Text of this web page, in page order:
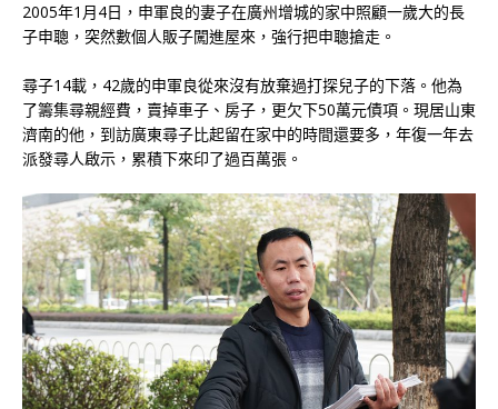
2005年1月4日，申軍良的妻子在廣州增城的家中照顧一歲大的長
子申聰，突然數個人販子闖進屋來，強行把申聰搶走。
尋子14載，42歲的申軍良從來沒有放棄過打探兒子的下落。他為
了籌集尋親經費，賣掉車子、房子，更欠下50萬元債項。現居山東
濟南的他，到訪廣東尋子比起留在家中的時間還要多，年復一年去
派發尋人啟示，累積下來印了過百萬張。